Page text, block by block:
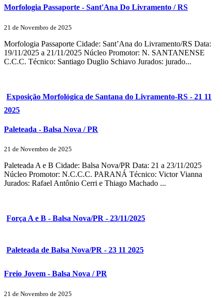
Morfologia Passaporte - Sant'Ana Do Livramento / RS
21 de Novembro de 2025
Morfologia Passaporte Cidade: Sant’Ana do Livramento/RS Data:
19/11/2025 a 21/11/2025 Núcleo Promotor: N. SANTANENSE
C.C.C. Técnico: Santiago Duglio Schiavo Jurados: jurado...
Exposição Morfológica de Santana do Livramento-RS - 21 11
2025
Paleteada - Balsa Nova / PR
21 de Novembro de 2025
Paleteada A e B Cidade: Balsa Nova/PR Data: 21 a 23/11/2025
Núcleo Promotor: N.C.C.C. PARANÁ Técnico: Victor Vianna
Jurados: Rafael Antônio Cerri e Thiago Machado ...
Força A e B - Balsa Nova/PR - 23/11/2025
Paleteada de Balsa Nova/PR - 23 11 2025
Freio Jovem - Balsa Nova / PR
21 de Novembro de 2025